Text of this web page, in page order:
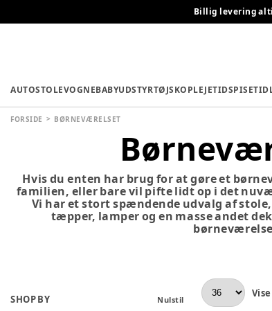
Billig levering
AUTOSTOLEVOGNEBABYUDSTYRTØJSKOPLEJETIDSPISETID
FORSIDE BØRNEVÆRELSET
Hvis du enten har brug for at gøre et
familien, eller bare vil pifte lidt op i det
Vi har et stort spændende udvalg af
tæpper, lamper og en masse andet
SHOP BY Nulstil